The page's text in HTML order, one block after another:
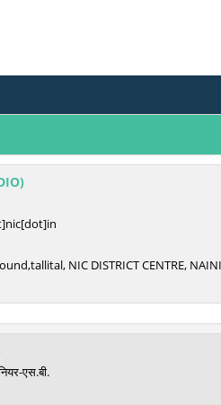
NIC DISTRICT CENTRE,
एस.बी.